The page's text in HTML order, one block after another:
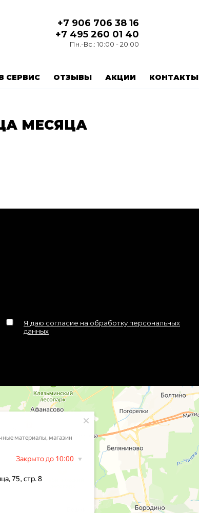
+7 906 706 38 16
+7 495 260 01 40
Пн.-Вс.: 10:00 - 20:00
СЕРВИС ОТЗЫВЫ АКЦИИ КОНТАКТЫ
МЕСЯЦА
Я даю согласие на обработку персональных
данных